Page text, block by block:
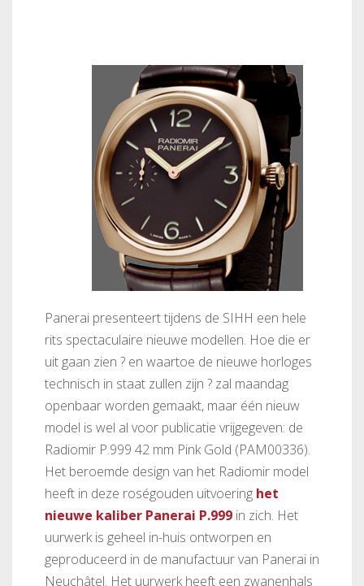
Panerai presenteert tijdens de SIHH een hele
rits spectaculaire nieuwe modellen. Hoe die er
uit gaan zien ? en waartoe de nieuwe horloges
technisch in staat zullen zijn ? zal maandag
openbaar worden gemaakt, maar één nieuw
model is wel al voor publicatie vrijgegeven: de
Radiomir P.999 42 mm Pink Gold (PAM00336).
Het beroemde design van het Radiomir model
heeft in deze roségouden uitvoering het
nieuwe kaliber Panerai P.999 in zich. Het
uurwerk is geheel in-huis ontworpen en
geproduceerd in de manufactuur van Panerai in
Neuchâtel. Het uurwerk heeft een zwanenhals